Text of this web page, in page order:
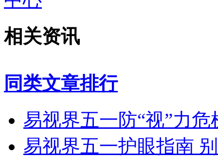
相关资讯
同类文章排行
易视界五一防“视”力
易视界五一护眼指南